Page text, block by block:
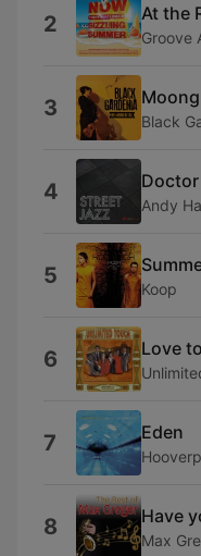
2 At the
Groove
3 Black
4 Doctor
Andy
5 Koop
6 Love
7 Eden
8 Have
Max